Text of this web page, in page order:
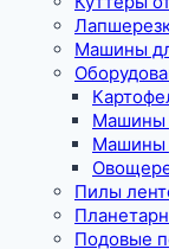
Машины
Машины
Машины
Пилы
Подовые